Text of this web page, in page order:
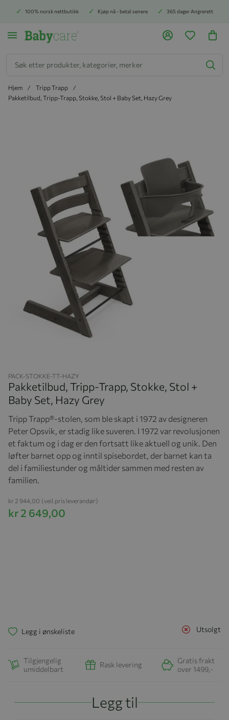
100% norsk nettbutikk Kjøp nå - betal senere 365 dager Angrerett
Hjem
Tripp Trapp
Pakketilbud, Tripp-Trapp, Stokke, Stol + Baby Set, Hazy Grey
PACK-STOKKE-TT-HAZY
Pakketilbud, Tripp-Trapp, Stokke, Stol +
Baby Set, Hazy Grey
Tripp Trapp®-stolen, som ble skapt i 1972 av designeren
Peter Opsvik, er stadig like suveren. I 1972 var revolusjonen
et faktum og i dag er den fortsatt like aktuell og unik. Den
løfter barnet opp og inntil spisebordet, der barnet kan ta
del i familiestunder og måltider sammen med resten av
familien.
kr 2 649,00
(veil.pris leverandør)
kr 2 944,00
Utsolgt
Legg i ønskeliste
Tilgjengelig
umiddelbart
Rask levering
Gratis frakt
over 1499,-
Legg til